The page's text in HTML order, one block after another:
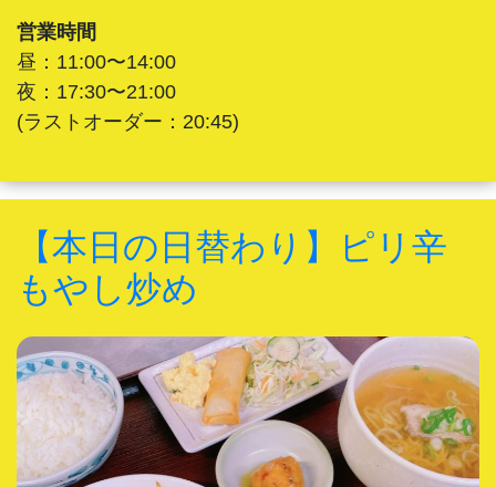
営業時間
昼：11:00〜14:00
夜：17:30〜21:00
(ラストオーダー：20:45)
【本日の日替わり】ピリ辛
もやし炒め